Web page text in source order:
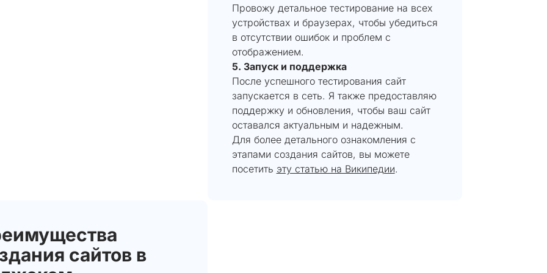
Провожу детальное тестирование на всех
устройствах и браузерах, чтобы убедиться
в отсутствии ошибок и проблем с
отображением.
5. Запуск и поддержка
После успешного тестирования сайт
запускается в сеть. Я также предоставляю
поддержку и обновления, чтобы ваш сайт
оставался актуальным и надежным.
Для более детального ознакомления с
этапами создания сайтов, вы можете
посетить эту статью на Википедии.
сайтов в